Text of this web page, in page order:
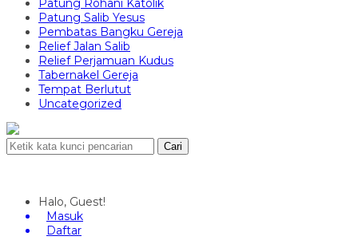
Patung Rohani Katolik
Patung Salib Yesus
Pembatas Bangku Gereja
Relief Jalan Salib
Relief Perjamuan Kudus
Tabernakel Gereja
Tempat Berlutut
Uncategorized
Cari
Halo, Guest!
Masuk
Daftar